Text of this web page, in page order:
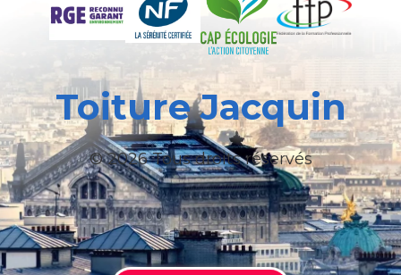
Toiture Jacquin
© 2026 Tous droits réservés